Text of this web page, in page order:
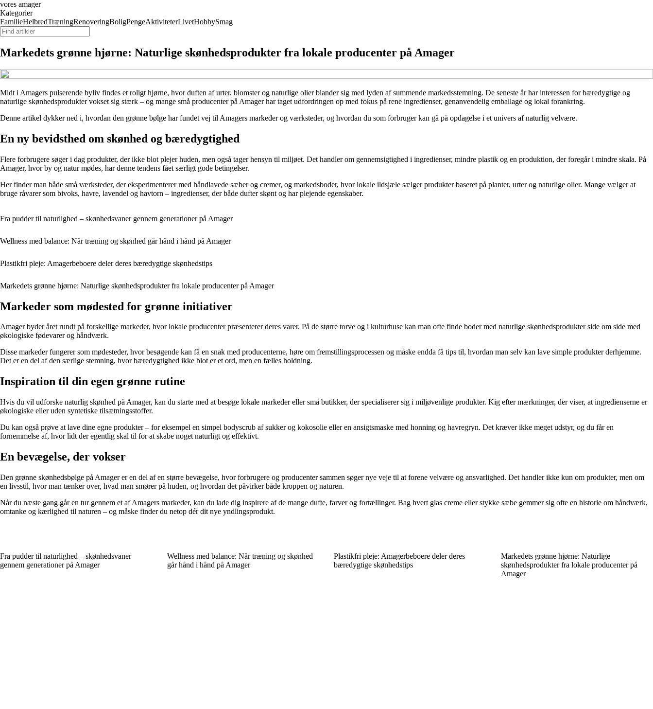
vores amager
Kategorier
FamilieHelbredTræningRenoveringBoligPengeAktiviteterLivetHobbySmag
Markedets grønne hjørne: Naturlige skønhedsprodukter fra lokale producenter på Amager
Midt i Amagers pulserende byliv findes et roligt hjørne, hvor duften af urter, blomster og naturlige olier blander sig med lyden af summende markedsstemning. De seneste år har interessen for bæredygtige og
naturlige skønhedsprodukter vokset sig stærk – og mange små producenter på Amager har taget udfordringen op med fokus på rene ingredienser, genanvendelig emballage og lokal forankring.
Denne artikel dykker ned i, hvordan den grønne bølge har fundet vej til Amagers markeder og værksteder, og hvordan du som forbruger kan gå på opdagelse i et univers af naturlig velvære.
En ny bevidsthed om skønhed og bæredygtighed
Flere forbrugere søger i dag produkter, der ikke blot plejer huden, men også tager hensyn til miljøet. Det handler om gennemsigtighed i ingredienser, mindre plastik og en produktion, der foregår i mindre skala. På
Amager, hvor by og natur mødes, har denne tendens fået særligt gode betingelser.
Her finder man både små værksteder, der eksperimenterer med håndlavede sæber og cremer, og markedsboder, hvor lokale ildsjæle sælger produkter baseret på planter, urter og naturlige olier. Mange vælger at
bruge råvarer som bivoks, havre, lavendel og havtorn – ingredienser, der både dufter skønt og har plejende egenskaber.
Fra pudder til naturlighed – skønhedsvaner gennem generationer på Amager
Wellness med balance: Når træning og skønhed går hånd i hånd på Amager
Plastikfri pleje: Amagerbeboere deler deres bæredygtige skønhedstips
Markedets grønne hjørne: Naturlige skønhedsprodukter fra lokale producenter på Amager
Markeder som mødested for grønne initiativer
Amager byder året rundt på forskellige markeder, hvor lokale producenter præsenterer deres varer. På de større torve og i kulturhuse kan man ofte finde boder med naturlige skønhedsprodukter side om side med
økologiske fødevarer og håndværk.
Disse markeder fungerer som mødesteder, hvor besøgende kan få en snak med producenterne, høre om fremstillingsprocessen og måske endda få tips til, hvordan man selv kan lave simple produkter derhjemme.
Det er en del af den særlige stemning, hvor bæredygtighed ikke blot er et ord, men en fælles holdning.
Inspiration til din egen grønne rutine
Hvis du vil udforske naturlig skønhed på Amager, kan du starte med at besøge lokale markeder eller små butikker, der specialiserer sig i miljøvenlige produkter. Kig efter mærkninger, der viser, at ingredienserne er
økologiske eller uden syntetiske tilsætningsstoffer.
Du kan også prøve at lave dine egne produkter – for eksempel en simpel bodyscrub af sukker og kokosolie eller en ansigtsmaske med honning og havregryn. Det kræver ikke meget udstyr, og du får en
fornemmelse af, hvor lidt der egentlig skal til for at skabe noget naturligt og effektivt.
En bevægelse, der vokser
Den grønne skønhedsbølge på Amager er en del af en større bevægelse, hvor forbrugere og producenter sammen søger nye veje til at forene velvære og ansvarlighed. Det handler ikke kun om produkter, men om
en livsstil, hvor man tænker over, hvad man smører på huden, og hvordan det påvirker både kroppen og naturen.
Når du næste gang går en tur gennem et af Amagers markeder, kan du lade dig inspirere af de mange dufte, farver og fortællinger. Bag hvert glas creme eller stykke sæbe gemmer sig ofte en historie om håndværk,
omtanke og kærlighed til naturen – og måske finder du netop dér dit nye yndlingsprodukt.
Fra pudder til naturlighed – skønhedsvaner
gennem generationer på Amager
Wellness med balance: Når træning og skønhed
går hånd i hånd på Amager
Plastikfri pleje: Amagerbeboere deler deres
bæredygtige skønhedstips
Markedets grønne hjørne: Naturlige
skønhedsprodukter fra lokale producenter på
Amager